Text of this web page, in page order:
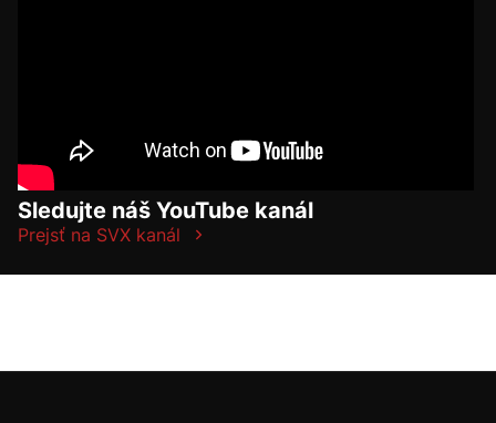
Sledujte náš YouTube kanál
Prejsť na SVX kanál